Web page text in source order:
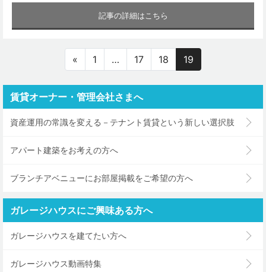
記事の詳細はこちら
« 1 … 17 18 19
賃貸オーナー・管理会社さまへ
資産運用の常識を変える－テナント賃貸という新しい選択肢
アパート建築をお考えの方へ
ブランチアベニューにお部屋掲載をご希望の方へ
ガレージハウスにご興味ある方へ
ガレージハウスを建てたい方へ
ガレージハウス動画特集